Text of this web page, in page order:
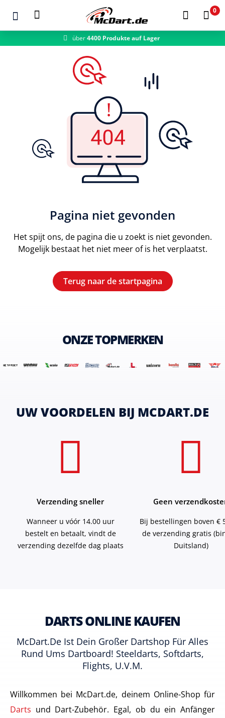
Zum Hauptinhalt springen
0
über4400 Produkte auf Lager
Pagina niet gevonden
Het spijt ons, de pagina die u zoekt is niet gevonden.
Mogelijk bestaat het niet meer of is het verplaatst.
Terug naar de startpagina
ONZE TOPMERKEN
UW VOORDELEN BIJ MCDART.DE
Verzending sneller
Wanneer u vóór 14.00 uur
bestelt en betaalt, vindt de
verzending dezelfde dag plaats
Geen
Bij bestellingen boven €
de verzending gratis
Duitsland)
DARTS ONLINE KAUFEN
McDart.de Ist Dein Großer Dartshop Für Alles
Rund Ums Dartboard! Steeldarts, Softdarts,
Flights, U.v.m.
Willkommen bei McDart.de, deinem Online-Shop für
Darts und Dart-Zubehör. Egal, ob du ein Anfänger